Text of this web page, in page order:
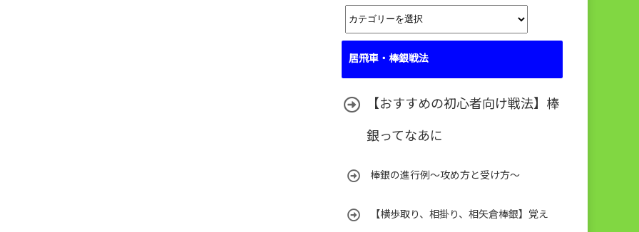
テ
居飛車・棒銀戦法
【おすすめの初心者向け戦法】棒
銀ってなあに
棒銀の進行例～攻め方と受け方～
【横歩取り、相掛り、相矢倉棒銀】覚え